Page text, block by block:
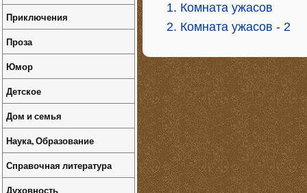
1. Комната ужасов
2. Комната ужасов - 2
Приключения
Проза
Юмор
Детское
Дом и семья
Наука, Образование
Справочная литература
Духовность